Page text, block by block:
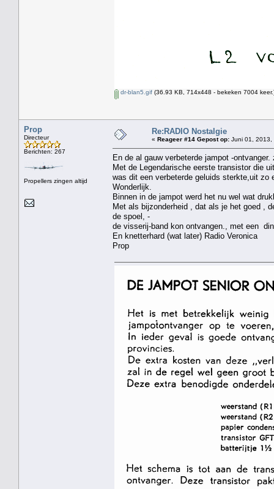
dr-blan5.gif (36.93 KB, 714x448 - bekeken 7004
Prop
Directeur
Berichten: 267
Propellers zingen altijd
Re:RADIO Nostalgie
« Reageer #14 Gepost op: Juni 01, 2013,
En de al gauw verbeterde jampot -ontvanger.
Met de Legendarische eerste transistor die
was dit een verbeterde geluids sterkte,uit zo
Wonderlijk.
Binnen in de jampot werd het nu wel wat
Met als bijzonderheid , dat als je het goed ,
de spoel, -
de visserij-band kon ontvangen., met een
En knetterhard (wat later) Radio Veronica
Prop